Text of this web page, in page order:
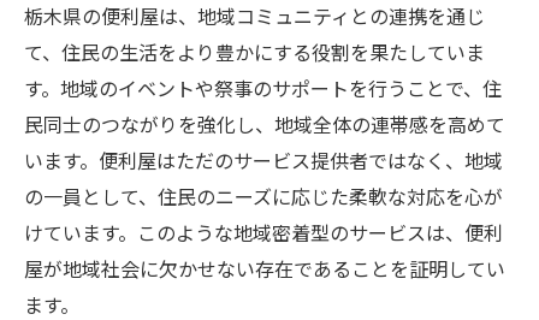
栃木県の便利屋は、地域コミュニティとの連携を通じ
て、住民の生活をより豊かにする役割を果たしていま
す。地域のイベントや祭事のサポートを行うことで、住
民同士のつながりを強化し、地域全体の連帯感を高めて
います。便利屋はただのサービス提供者ではなく、地域
の一員として、住民のニーズに応じた柔軟な対応を心が
けています。このような地域密着型のサービスは、便利
屋が地域社会に欠かせない存在であることを証明してい
ます。